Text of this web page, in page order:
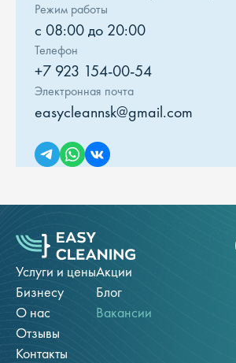
Режим работы
с 08:00 до 20:00
Телефон
+7 923 154-00-54
Электронная почта
easycleannsk@gmail.com
Услуги и цены
Бизнесу
О нас
Отзывы
Контакты
Акции
Блог
Вакансии